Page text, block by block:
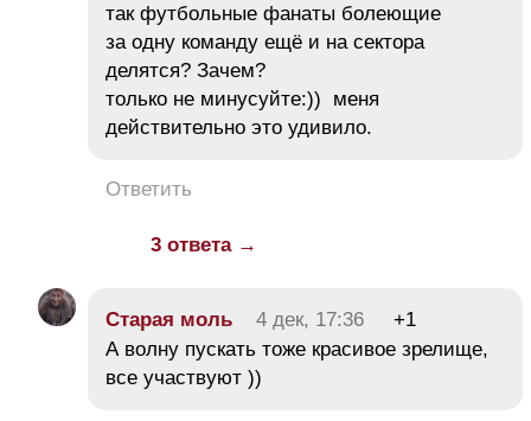
так футбольные фанаты болеющие
за одну команду ещё и на сектора
делятся? Зачем?
только не минусуйте:)) меня
действительно это удивило.
Ответить
3 ответа →
Старая моль 4 дек, 17:36
+1
А волну пускать тоже красивое зрелище,
все участвуют ))